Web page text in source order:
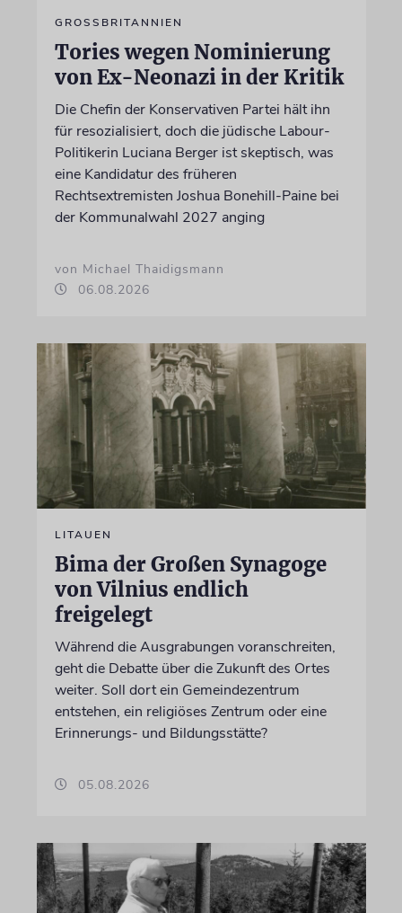
GROSSBRITANNIEN
Tories wegen Nominierung
von Ex-Neonazi in der Kritik
Die Chefin der Konservativen Partei hält ihn
für resozialisiert, doch die jüdische Labour-
Politikerin Luciana Berger ist skeptisch, was
eine Kandidatur des früheren
Rechtsextremisten Joshua Bonehill-Paine bei
der Kommunalwahl 2027 anging
von Michael Thaidigsmann
06.08.2026
LITAUEN
Bima der Großen Synagoge
von Vilnius endlich
freigelegt
Während die Ausgrabungen voranschreiten,
geht die Debatte über die Zukunft des Ortes
weiter. Soll dort ein Gemeindezentrum
entstehen, ein religiöses Zentrum oder eine
Erinnerungs- und Bildungsstätte?
05.08.2026